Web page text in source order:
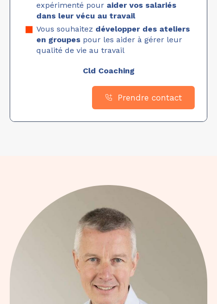
expérimenté pour aider vos salariés
dans leur vécu au travail
Vous souhaitez développer des ateliers
en groupespour les aider à gérer leur
qualité de vie au travail
Cld Coaching
Prendre contact